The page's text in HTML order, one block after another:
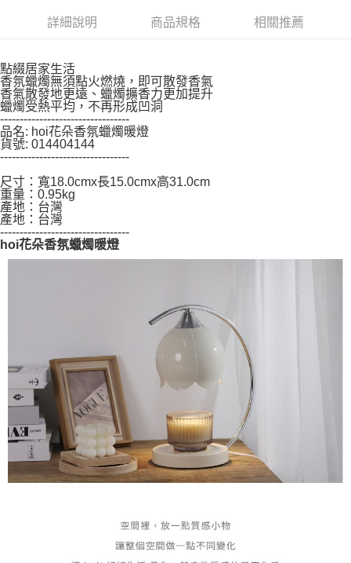
https://aftee.tw/terms/#terms3
任。
４．使用「AFTEE先享後付」時，將依據個別帳號之用戶狀況，依本公司即
時審查核予不同之上限額度；若仍有額度不足之情形，本公司將視審查結果
請求用戶進行身份認證。
５．嚴禁一人註冊多個帳號或使用他人資訊註冊。若發現惡意使用之情形，
恩沛科技股份有限公司將有權停止該用戶之使用額度並採取法律行動。
詳細說明 商品規格 相關推薦
點綴居家生活
香氛蠟燭無須點火燃燒，即可散發香氣
香氣散發地更遠、蠟燭擴香力更加提升
蠟燭受熱平均，不再形成凹洞
---------------------------------
品名: hoi花朵香氛蠟燭暖燈
貨號: 014404144
---------------------------------
尺寸：寬18.0cmx長15.0cmx高31.0cm
重量：0.95kg
產地：台灣
產地：台灣
---------------------------------
hoi花朵香氛蠟燭暖燈